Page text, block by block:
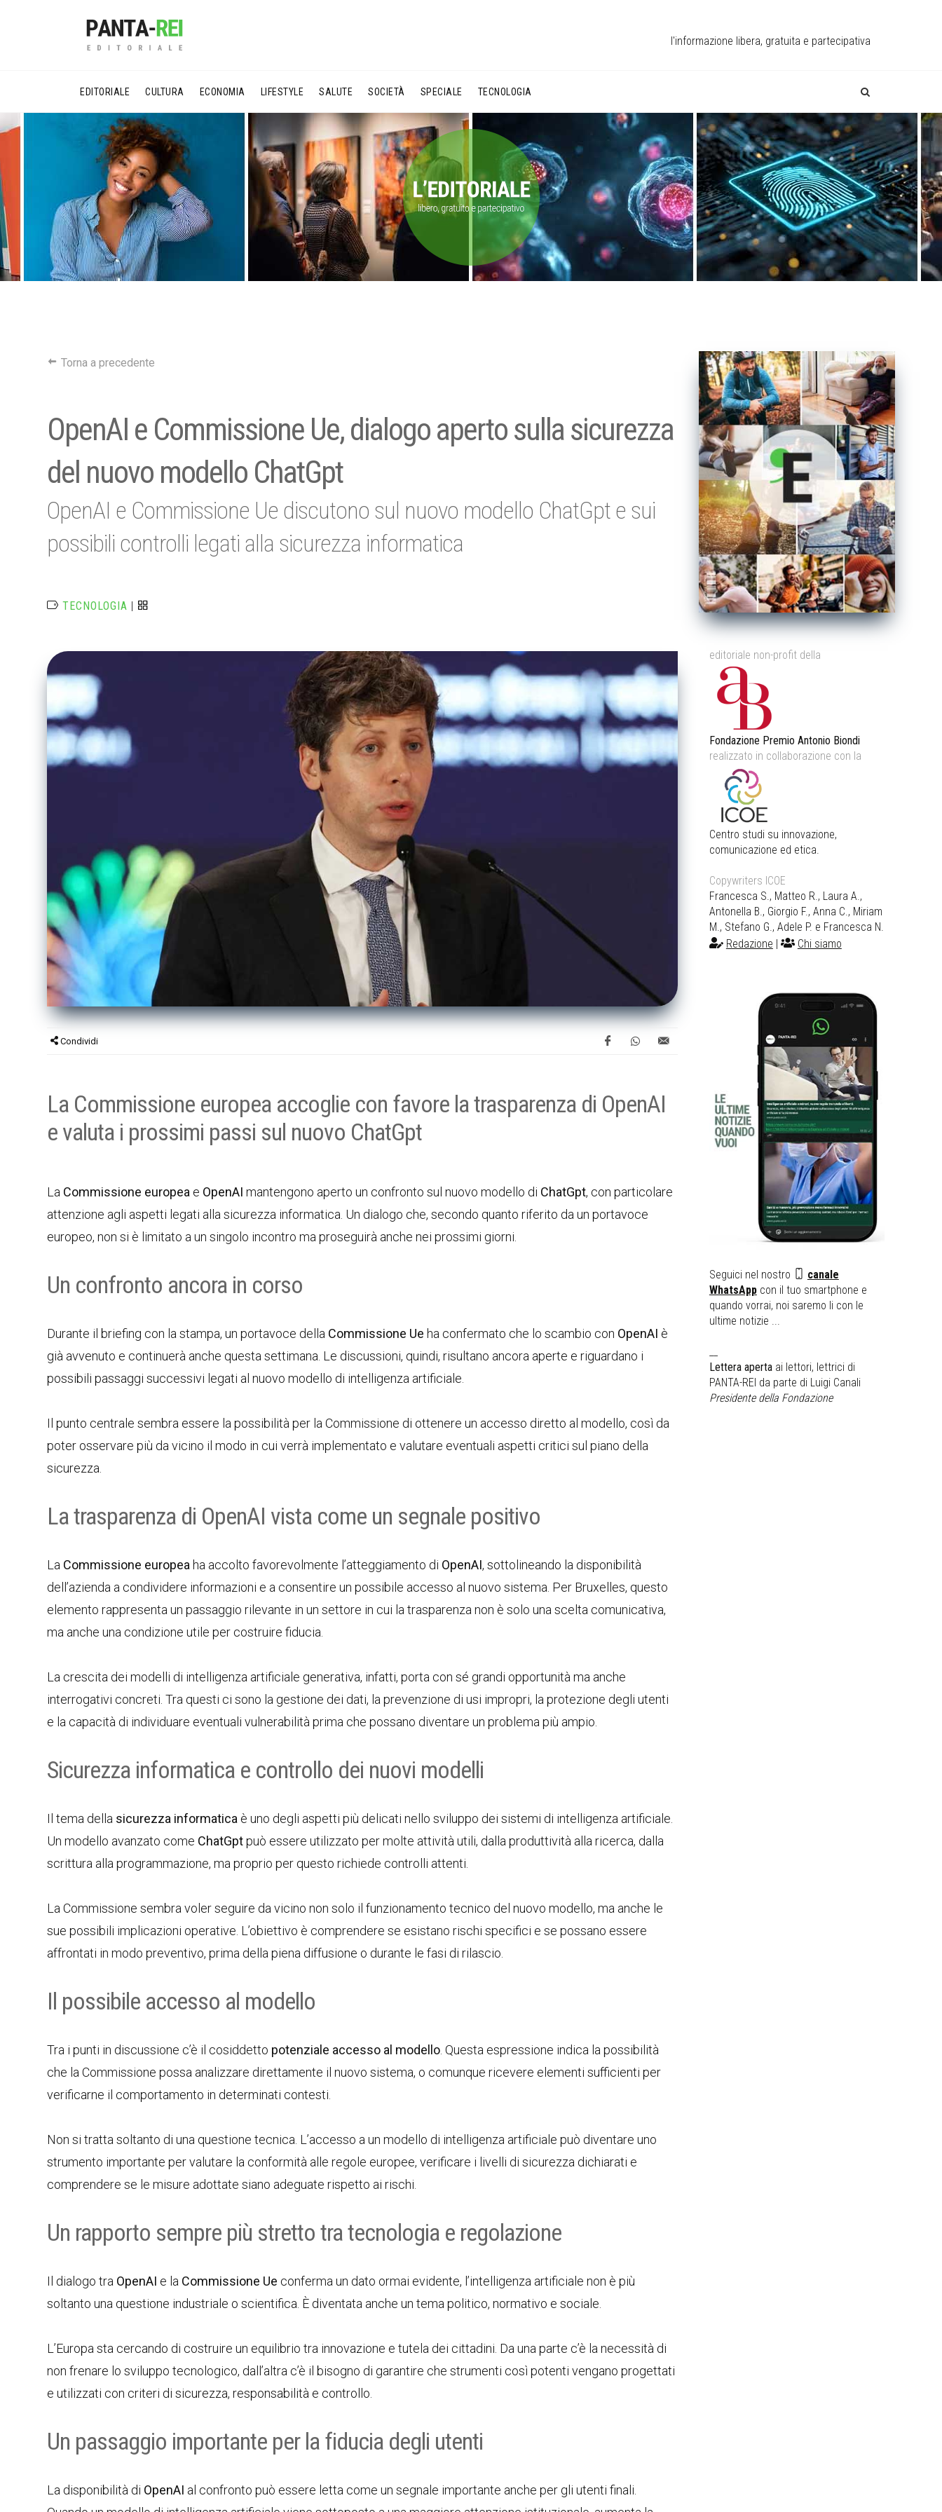
l'informazione libera, gratuita e partecipativa
EDITORIALE CULTURA ECONOMIA LIFESTYLE SALUTE SOCIETÀ SPECIALE TECNOLOGIA
Torna a precedente
OpenAI e Commissione Ue, dialogo aperto sulla sicurezza
del nuovo modello ChatGpt
OpenAI e Commissione Ue discutono sul nuovo modello ChatGpt e sui
possibili controlli legati alla sicurezza informatica
TECNOLOGIA |
Condividi
La Commissione europea accoglie con favore la trasparenza di OpenAI
e valuta i prossimi passi sul nuovo ChatGpt
La Commissione europea e OpenAI mantengono aperto un confronto sul nuovo modello di ChatGpt, con particolare
attenzione agli aspetti legati alla sicurezza informatica. Un dialogo che, secondo quanto riferito da un portavoce
europeo, non si è limitato a un singolo incontro ma proseguirà anche nei prossimi giorni.
Un confronto ancora in corso
Durante il briefing con la stampa, un portavoce della Commissione Ue ha confermato che lo scambio con OpenAI è
già avvenuto e continuerà anche questa settimana. Le discussioni, quindi, risultano ancora aperte e riguardano i
possibili passaggi successivi legati al nuovo modello di intelligenza artificiale.
Il punto centrale sembra essere la possibilità per la Commissione di ottenere un accesso diretto al modello, così da
poter osservare più da vicino il modo in cui verrà implementato e valutare eventuali aspetti critici sul piano della
sicurezza.
La trasparenza di OpenAI vista come un segnale positivo
La Commissione europea ha accolto favorevolmente l’atteggiamento di OpenAI, sottolineando la disponibilità
dell’azienda a condividere informazioni e a consentire un possibile accesso al nuovo sistema. Per Bruxelles, questo
elemento rappresenta un passaggio rilevante in un settore in cui la trasparenza non è solo una scelta comunicativa,
ma anche una condizione utile per costruire fiducia.
La crescita dei modelli di intelligenza artificiale generativa, infatti, porta con sé grandi opportunità ma anche
interrogativi concreti. Tra questi ci sono la gestione dei dati, la prevenzione di usi impropri, la protezione degli utenti
e la capacità di individuare eventuali vulnerabilità prima che possano diventare un problema più ampio.
Sicurezza informatica e controllo dei nuovi modelli
Il tema della sicurezza informatica è uno degli aspetti più delicati nello sviluppo dei sistemi di intelligenza artificiale.
Un modello avanzato come ChatGptpuò essere utilizzato per molte attività utili, dalla produttività alla ricerca, dalla
scrittura alla programmazione, ma proprio per questo richiede controlli attenti.
La Commissione sembra voler seguire da vicino non solo il funzionamento tecnico del nuovo modello, ma anche le
sue possibili implicazioni operative. L’obiettivo è comprendere se esistano rischi specifici e se possano essere
affrontati in modo preventivo, prima della piena diffusione o durante le fasi di rilascio.
Il possibile accesso al modello
Tra i punti in discussione c’è il cosiddetto potenziale accesso al modello . Questa espressione indica la possibilità
che la Commissione possa analizzare direttamente il nuovo sistema, o comunque ricevere elementi sufficienti per
verificarne il comportamento in determinati contesti.
Non si tratta soltanto di una questione tecnica. L’accesso a un modello di intelligenza artificiale può diventare uno
strumento importante per valutare la conformità alle regole europee, verificare i livelli di sicurezza dichiarati e
comprendere se le misure adottate siano adeguate rispetto ai rischi.
Un rapporto sempre più stretto tra tecnologia e regolazione
Il dialogo tra OpenAI e la Commissione Ue conferma un dato ormai evidente, l’intelligenza artificiale non è più
soltanto una questione industriale o scientifica. È diventata anche un tema politico, normativo e sociale.
L’Europa sta cercando di costruire un equilibrio tra innovazione e tutela dei cittadini. Da una parte c’è la necessità di
non frenare lo sviluppo tecnologico, dall’altra c’è il bisogno di garantire che strumenti così potenti vengano progettati
e utilizzati con criteri di sicurezza, responsabilità e controllo.
Un passaggio importante per la fiducia degli utenti
La disponibilità di OpenAI al confronto può essere letta come un segnale importante anche per gli utenti finali.
editoriale non-profit della
Fondazione Premio Antonio Biondi
realizzato in collaborazione con la
Centro studi su innovazione,
comunicazione ed etica.
Copywriters ICOE
Francesca S., Matteo R., Laura A.,
Antonella B., Giorgio F., Anna C., Miriam
M., Stefano G., Adele P. e Francesca N.
Redazione
Chi siamo
Seguici nel nostro
canale
WhatsAppcon il tuo smartphone e
quando vorrai, noi saremo li con le
ultime notizie ...
Lettera apertaai lettori, lettrici di
PANTA-REI da parte di Luigi Canali
Presidente della Fondazione